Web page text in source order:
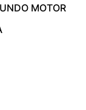
MOTOR